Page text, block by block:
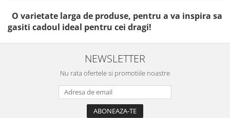
O varietate larga de produse, pentru a va inspira sa
gasiti cadoul ideal pentru cei dragi!
NEWSLETTER
Nu rata ofertele si promotiile noastre